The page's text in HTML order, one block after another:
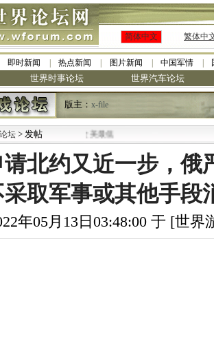
简体中文 繁体中
即时新闻 热点新闻 图片新闻 中国军情
世界时事论坛 世界汽车论坛
版主： x-file
坛 > 发帖
北约又近一步，俄
采取军事或其他手段
年05月13日03:48:00 于 [世